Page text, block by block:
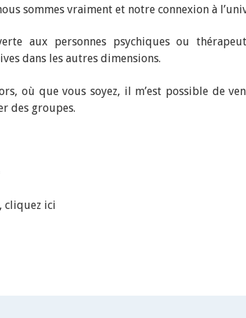
sommes vraiment et notre connexion à
aux personnes psychiques ou
dans les autres dimensions.
où que vous soyez, il m’est possible de
des groupes.
cliquez ici